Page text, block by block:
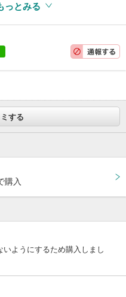
っとみる
する
購入
ようにするため購入しまし